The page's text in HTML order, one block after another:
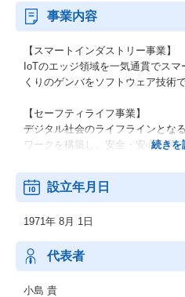
事業内容
【スマートインダストリー事業】
IoTのエッジ領域を一気通貫でス
くりのゲンバをソフトウェア技術
【セーフティライフ事業】
デジタル社会のライフラインとな
ワークを構築し、安全・安心な暮
【セキュアビジネス事業】
セキュリティ分野で培った認証技
【プロダクト】
自社開発認証ソリューション「
総合脅威管理ソリューション「
設立年月日
1971年 8月 1日
代表者
小島 貴